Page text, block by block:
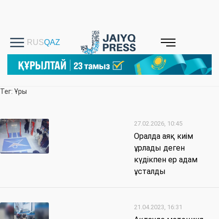
Тег: Ұры
27.02.2026, 10:45
Оралда аяқ киім
ұрлады деген
күдікпен ер адам
ұсталды
21.04.2023, 16:31